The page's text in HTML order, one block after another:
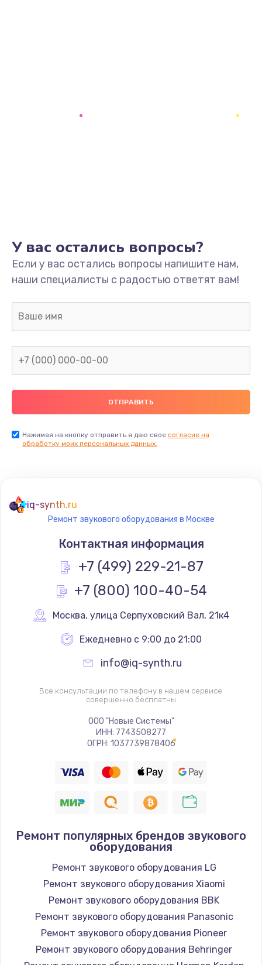
У вас остались вопросы?
Если у вас остались вопросы напишите нам,
наши специалисты с радостью ответят вам!
Нажимая на кнопку отправить я даю свое согласие на
обработку моих персональных данных.
iq-synth.ru
Ремонт звукового оборудования в Москве
Контактная информация
+7 (499) 229-21-87
+7 (800) 100-40-54
Москва, улица Серпуховский Вал, 21к4
Ежедневно с 9:00 до 21:00
info@iq-synth.ru
Все консультации по телефону в нашем сервисе
совершенно бесплатны
ООО "Новые Системы"
ИНН: 7743508277
ОГРН: 1037739878406
Ремонт популярных брендов звукового
оборудования
Ремонт звукового оборудования LG
Ремонт звукового оборудования Xiaomi
Ремонт звукового оборудования BBK
Ремонт звукового оборудования Panasonic
Ремонт звукового оборудования Pioneer
Ремонт звукового оборудования Behringer